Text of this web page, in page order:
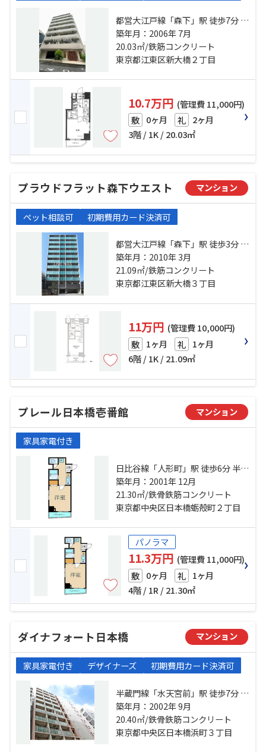
都営大江戸線「森下」駅 徒歩7分 都
営新宿線「浜町」駅 徒歩12分 総武
線「両国」駅 徒歩13分
築年月：2006年 7月
20.03㎡/鉄筋コンクリート
東京都江東区新大橋２丁目
10.7万円 (管理費 11,000円)
敷 0ヶ月 礼 2ヶ月
3階 / 1K / 20.03㎡
プラウドフラット森下ウエスト マンション
ペット相談可 初期費用カード決済可
都営大江戸線「森下」駅 徒歩3分 都
営新宿線「浜町」駅 徒歩15分 総武
線「両国」駅 徒歩14分
築年月：2010年 3月
21.09㎡/鉄筋コンクリート
東京都江東区新大橋３丁目
11万円 (管理費 10,000円)
敷 1ヶ月 礼 1ヶ月
6階 / 1K / 21.09㎡
プレール日本橋壱番館 マンション
家具家電付き
日比谷線「人形町」駅 徒歩6分 半蔵
門線「水天宮前」駅 徒歩3分 都営新
宿線「浜町」駅 徒歩9分
築年月：2001年 12月
21.30㎡/鉄骨鉄筋コンクリート
東京都中央区日本橋蛎殻町２丁目
パノラマ
11.3万円 (管理費 11,000円)
敷 0ヶ月 礼 1ヶ月
4階 / 1R / 21.30㎡
ダイナフォート日本橋 マンション
家具家電付き デザイナーズ 初期費用カード決済可
半蔵門線「水天宮前」駅 徒歩7分 都
営新宿線「浜町」駅 徒歩5分 日比谷
線「人形町」駅 徒歩11分
築年月：2002年 9月
20.40㎡/鉄骨鉄筋コンクリート
東京都中央区日本橋浜町３丁目